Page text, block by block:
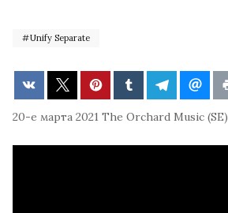
Unify Separate
20-е марта 2021 The Orchard Music (SE)